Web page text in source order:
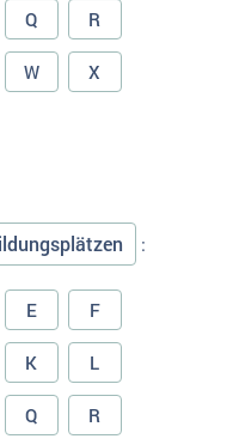
Q R
W X
:
E F
K L
Q R